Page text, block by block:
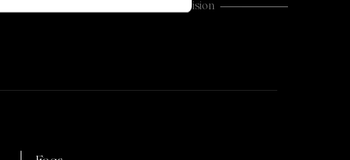
Time & Security Division